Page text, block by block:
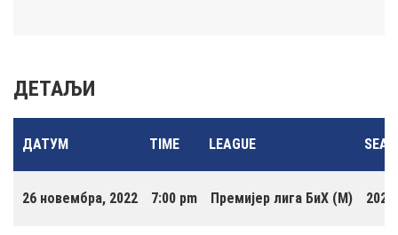
ДЕТАЉИ
ДАТУМ TIME LEAGUE
26 новембра, 2022 7:00 pm Премијер лига БиХ (М) 2022